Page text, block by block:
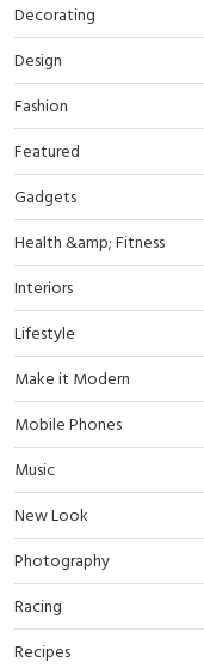
Decorating
Design
Fashion
Featured
Gadgets
Health &amp; Fitness
Interiors
Lifestyle
Make it Modern
Mobile Phones
Music
New Look
Photography
Racing
Recipes